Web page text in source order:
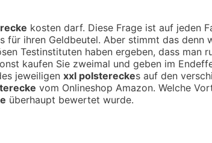
kosten darf. Diese Frage ist auf jeden
ihren Geldbeutel. Aber stimmt das denn
Testinstituten haben ergeben, dass man
kaufen Sie zweimal und geben im
jeweiligen xxl polstereckes auf den
vom Onlineshop Amazon. Welche
überhaupt bewertet wurde.